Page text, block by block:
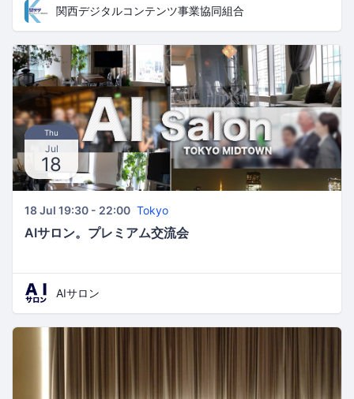
関西デジタルコンテンツ事業協同組合
Thu
Jul
18
18 Jul 19:30 - 22:00 Tokyo
AIサロン。プレミアム交流会
AIサロン